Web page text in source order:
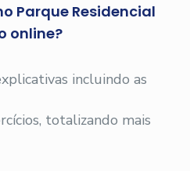
Parque Residencial
online?
incluindo as
totalizando mais